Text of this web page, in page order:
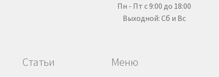
Пн - Пт с 9:00 до 18:00
Выходной: Сб и Вс
Статьи Меню